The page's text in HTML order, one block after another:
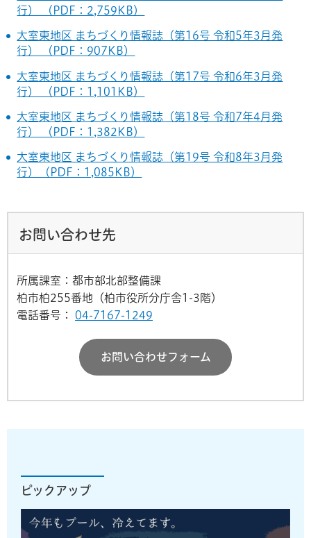
行） （PDF：2,759KB）
大室東地区 まちづくり情報誌（第16号 令和5年3月発
行） （PDF：907KB）
大室東地区 まちづくり情報誌（第17号 令和6年3月発
行） （PDF：1,101KB）
大室東地区 まちづくり情報誌（第18号 令和7年4月発
行） （PDF：1,382KB）
大室東地区 まちづくり情報誌（第19号 令和8年3月発
行）（PDF：1,085KB）
お問い合わせ先
所属課室：都市部北部整備課
柏市柏255番地（柏市役所分庁舎1-3階）
電話番号：
04-7167-1249
お問い合わせフォーム
ピックアップ